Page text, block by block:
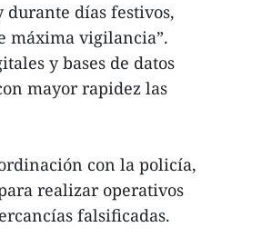
días festivos,
máxima vigilancia”.
y bases de datos
mayor rapidez las
con la policía,
realizar operativos
falsificadas.